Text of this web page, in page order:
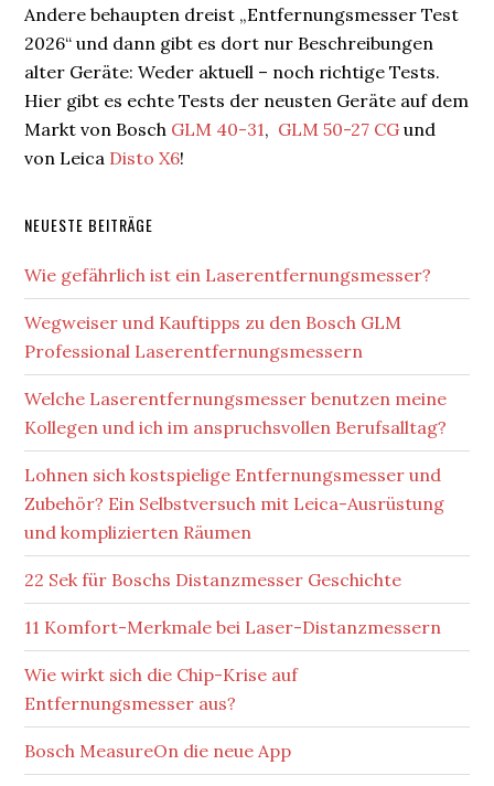
Andere behaupten dreist „Entfernungsmesser Test
2026“ und dann gibt es dort nur Beschreibungen
alter Geräte: Weder aktuell – noch richtige Tests.
Hier gibt es echte Tests der neusten Geräte auf dem
Markt von Bosch GLM 40-31, GLM 50-27 CG und
von Leica Disto X6!
NEUESTE BEITRÄGE
Wie gefährlich ist ein Laserentfernungsmesser?
Wegweiser und Kauftipps zu den Bosch GLM
Professional Laserentfernungsmessern
Welche Laserentfernungsmesser benutzen meine
Kollegen und ich im anspruchsvollen Berufsalltag?
Lohnen sich kostspielige Entfernungsmesser und
Zubehör? Ein Selbstversuch mit Leica-Ausrüstung
und komplizierten Räumen
22 Sek für Boschs Distanzmesser Geschichte
11 Komfort-Merkmale bei Laser-Distanzmessern
Wie wirkt sich die Chip-Krise auf
Entfernungsmesser aus?
Bosch MeasureOn die neue App